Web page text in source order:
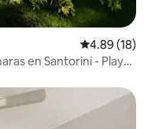
Calificación
4.89 (18)
en Santorini - Playa